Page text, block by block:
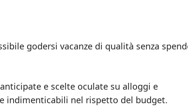
godersi vacanze di qualità senza
e scelte oculate su alloggi e
indimenticabili nel rispetto del budget.